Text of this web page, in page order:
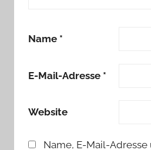
Name *
E-Mail-Adresse *
Website
Name, E-Mail-